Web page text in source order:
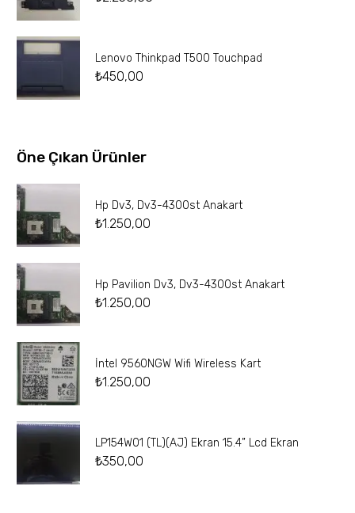
Lenovo Thinkpad T500 Touchpad
₺450,00
Öne Çıkan Ürünler
Hp Dv3, Dv3-4300st Anakart
₺1.250,00
Hp Pavilion Dv3, Dv3-4300st Anakart
₺1.250,00
İntel 9560NGW Wifi Wireless Kart
₺1.250,00
LP154W01 (TL)(AJ) Ekran 15.4” Lcd Ekran
₺350,00